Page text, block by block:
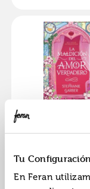
Tu
En Feran
ISBN:
Autor:Garber,